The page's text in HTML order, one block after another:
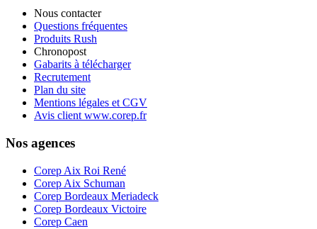
Nous contacter
Questions fréquentes
Produits Rush
Chronopost
Gabarits à télécharger
Recrutement
Plan du site
Mentions légales et CGV
Avis client www.corep.fr
Nos agences
Corep Aix Roi René
Corep Aix Schuman
Corep Bordeaux Meriadeck
Corep Bordeaux Victoire
Corep Caen